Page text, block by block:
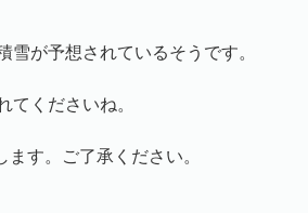
雪が予想されているそうです。
てくださいね。
す。ご了承ください。